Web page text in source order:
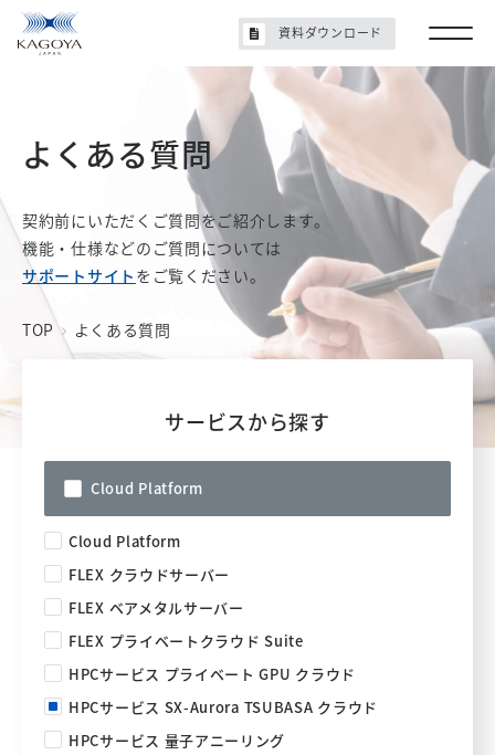
よくある質問
契約前にいただくご質問をご紹介します。
機能・仕様などのご質問については
サポートサイト をご覧ください。
TOP よくある質問
サービスから探す
Cloud Platform
Cloud Platform
FLEX クラウドサーバー
FLEX ベアメタルサーバー
FLEX プライベートクラウド Suite
HPCサービス プライベート GPU クラウド
HPCサービス SX-Aurora TSUBASA クラウド
HPCサービス 量子アニーリング
資料ダウンロード